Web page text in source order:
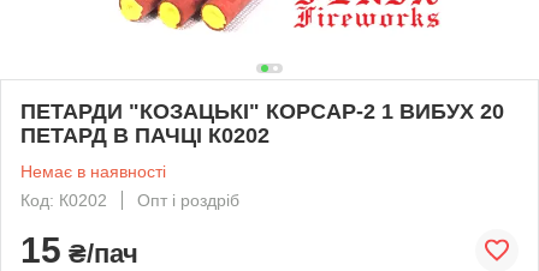
ПЕТАРДИ "КОЗАЦЬКІ" КОРСАР-2 1 ВИБУХ 20
ПЕТАРД В ПАЧЦІ К0202
Немає в наявності
Код: К0202
Опт і роздріб
15 ₴/пач